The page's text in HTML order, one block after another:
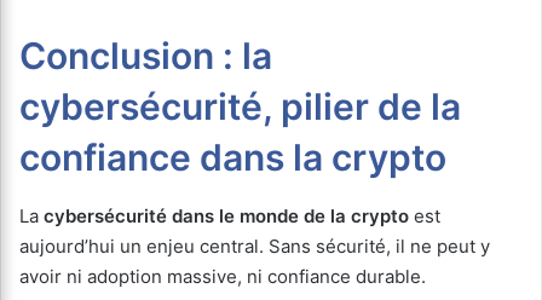
Conclusion : la
cybersécurité, pilier de la
confiance dans la crypto
La cybersécurité dans le monde de la crypto est
aujourd’hui un enjeu central. Sans sécurité, il ne peut y
avoir ni adoption massive, ni confiance durable.